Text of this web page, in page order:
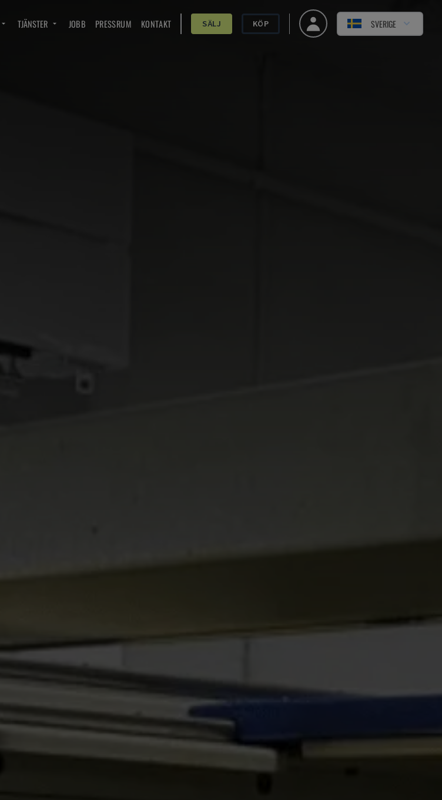
TJÄNSTER JOBB PRESSRUM KONTAKT SÄLJ KÖP SVERIGE